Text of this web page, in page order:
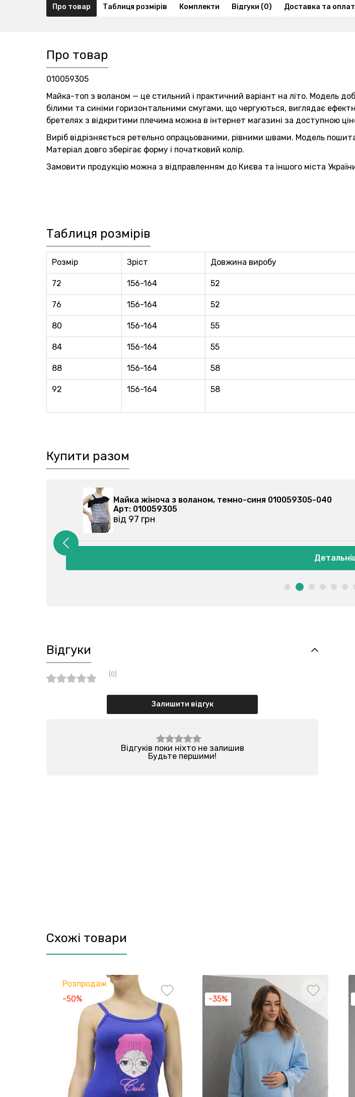
Про товар Таблиця розмірів Комплекти Відгуки (0) Доставка та
Про товар
010059305
Майка-топ з воланом — це стильний і практичний варіант на літо. Модель
білими та синіми горизонтальними смугами, що чергуються, виглядає
бретелях з відкритими плечима можна в інтернет магазині за доступною
Виріб відрізняється ретельно опрацьованими, рівними швами. Модель
Матеріал довго зберігає форму і початковий колір.
Замовити продукцію можна з відправленням до Києва та іншого міста
Таблиця розмірів
Розмір Зріст Довжина виробу
72 156-164 52
76 156-164 52
80 156-164 55
84 156-164 55
88 156-164 58
92 156-164 58
Купити разом
Майка жіноча з воланом, темно-синя 010059305-040
Арт: 010059305
від 97 грн
Відгуки
(0)
Залишити відгук
Відгуків поки ніхто не залишив
Будьте першими!
Схожі товари
Розпродаж
-50%
-35%